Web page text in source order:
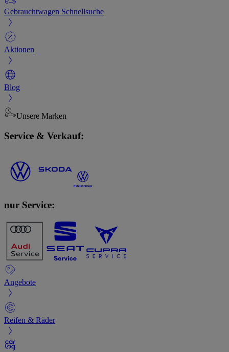
Gebrauchtwagen Schnellsuche
Aktionen
Blog
Unsere Marken
Service & Verkauf:
nur Service:
Angebote
Reifen & Räder